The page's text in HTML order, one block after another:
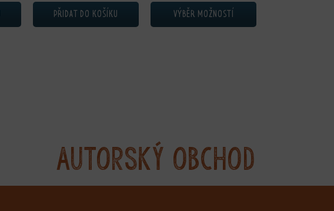
PŘIDAT DO KOŠÍKU VÝBĚR MOŽNOSTÍ
Autorský obchod